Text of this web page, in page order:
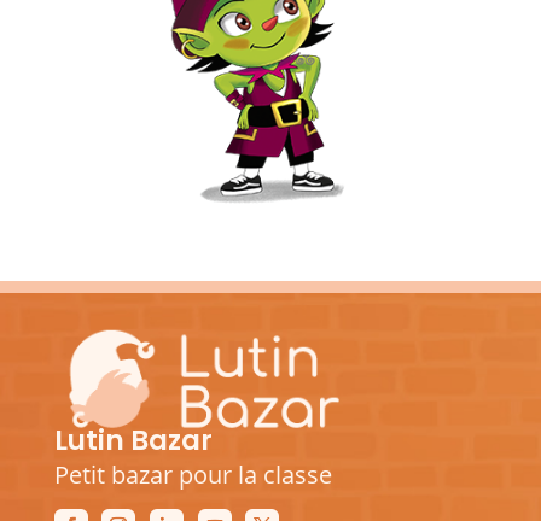
Lutin Bazar
Petit bazar pour la classe